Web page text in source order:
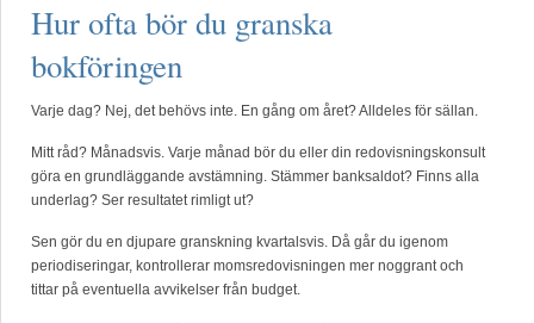
Hur ofta bör du granska
bokföringen
Varje dag? Nej, det behövs inte. En gång om året? Alldeles för sällan.
Mitt råd? Månadsvis. Varje månad bör du eller din redovisningskonsult
göra en grundläggande avstämning. Stämmer banksaldot? Finns alla
underlag? Ser resultatet rimligt ut?
Sen gör du en djupare granskning kvartalsvis. Då går du igenom
periodiseringar, kontrollerar momsredovisningen mer noggrant och
tittar på eventuella avvikelser från budget.